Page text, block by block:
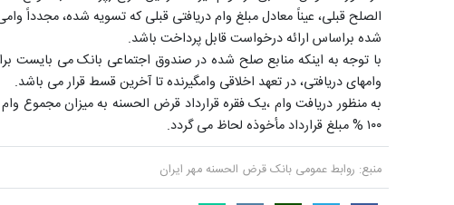
شده براساس ارائه درخواست قابل پرداخت باشد.
با توجه به اینکه منابع صلح شده در صندوق اجتماعی بانک می بایست
وام­های دریافتی، در تعهد اخلاقی وام­گیرنده تا آخرین قسط قرار می­ باشد.
به منظور دریافت وام ،یک فقره قرارداد قرض الحسنه به میزان
۱۰۰ % مبلغ قرارداد مأخوذه لحاظ می گردد.
منبع: روابط عمومی بانک قرض الحسنه مهر ایران